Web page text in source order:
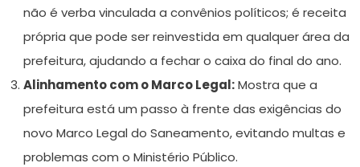
não é verba vinculada a convênios políticos; é receita
própria que pode ser reinvestida em qualquer área da
prefeitura, ajudando a fechar o caixa do final do ano.
Alinhamento com o Marco Legal:Mostra que a
prefeitura está um passo à frente das exigências do
novo Marco Legal do Saneamento, evitando multas e
problemas com o Ministério Público.